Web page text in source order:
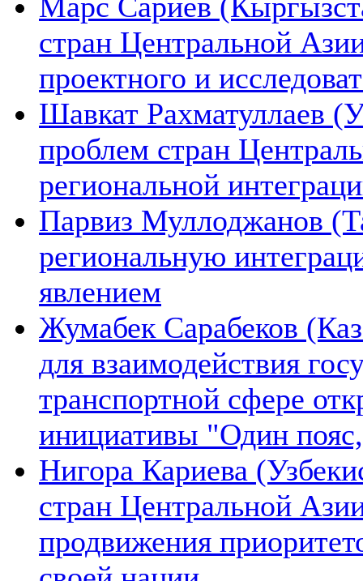
стран Центральной
проектного и
Шавкат Рахматуллаев
проблем стран
региональной
Парвиз Муллоджанов
региональную
явлением
Жумабек Сарабеков
для взаимодействия
транспортной сфере
инициативы "Один
Нигора Кариева
стран Центральной
продвижения